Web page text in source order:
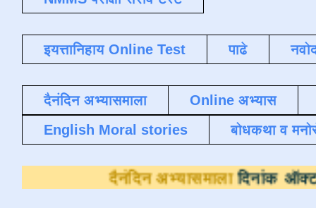
इयत्तानिहाय Online Test पाढे
दैनंदिन अभ्यासमाला
Online अभ्यास
English Moral stories
बोधकथा व
दैनंदिन